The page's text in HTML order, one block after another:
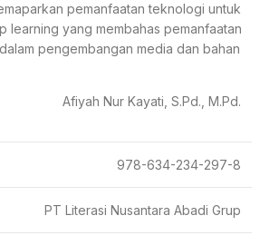
pemanfaatan teknologi untuk
learning yang membahas pemanfaatan
pengembangan media dan bahan
Afiyah Nur Kayati, S.Pd., M.Pd.
978-634-234-297-8
PT Literasi Nusantara Abadi Grup